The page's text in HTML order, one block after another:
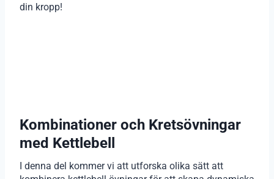
din kropp!
Kombinationer och Kretsövningar
med Kettlebell
I denna del kommer vi att utforska olika sätt att